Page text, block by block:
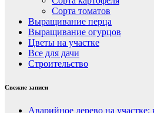
Сорта томатов
Выращивание перца
Выращивание огурцов
Цветы на участке
Все для дачи
Строительство
Свежие записи
Аварийное дерево на участке: